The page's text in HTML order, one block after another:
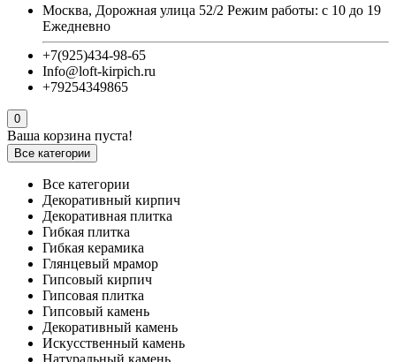
Москва, Дорожная улица 52/2 Режим работы: с 10 до 19
Ежедневно
+7(925)434-98-65
Info@loft-kirpich.ru
+79254349865
0
Ваша корзина пуста!
Все категории
Все категории
Декоративный кирпич
Декоративная плитка
Гибкая плитка
Гибкая керамика
Глянцевый мрамор
Гипсовый кирпич
Гипсовая плитка
Гипсовый камень
Декоративный камень
Искусственный камень
Натуральный камень